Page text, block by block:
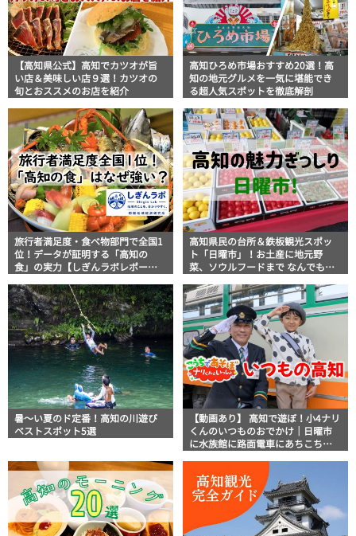
【高知県公式】高知でカツオが旨
い店＆美味しい店９選！カツオの
旬とおススメのお店を紹介
高知ひろめ市場おすすめ20選！高
知の地元グルメを一気に堪能でき
る超人気スポットを徹底解剖
旅行者満足度・食べ物部門で全国1
位！データが証明する「高知の
食」の実力【しぎんラボレポー
高知県民の台所＆鉄板観光スポッ
ト「日曜市」！お土産に地元野
菜、ソウルフードまで なんでもそ
説！
暑～い夏のド定番！高知の川遊び
ベストスポット5選
【動画あり】 高知で遊ぼ！小4ナリ
くんのいつものおでかけ｜日曜市
に水族館に路面電車にあちこち巡